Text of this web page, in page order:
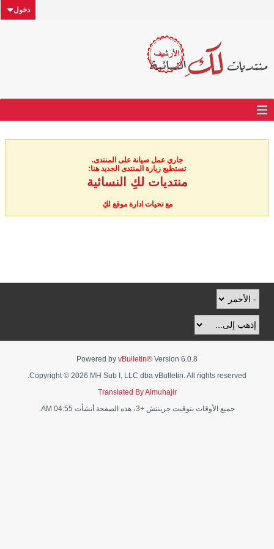
دخول
جاري عمل صيانة على المنتدى.
تستطيع زيارة المنتدى الجديد هنا:
منتديات لكِ النسائية
مع تحيات ادارة موقع لكِ
Powered by vBulletin® Version 6.0.8
Copyright © 2026 MH Sub I, LLC dba vBulletin. All rights reserved.
Translated By Almuhajir
جميع الأوقات بتوقيت جرينتش +3، هذه الصفحة أنشأت 04:55 AM.